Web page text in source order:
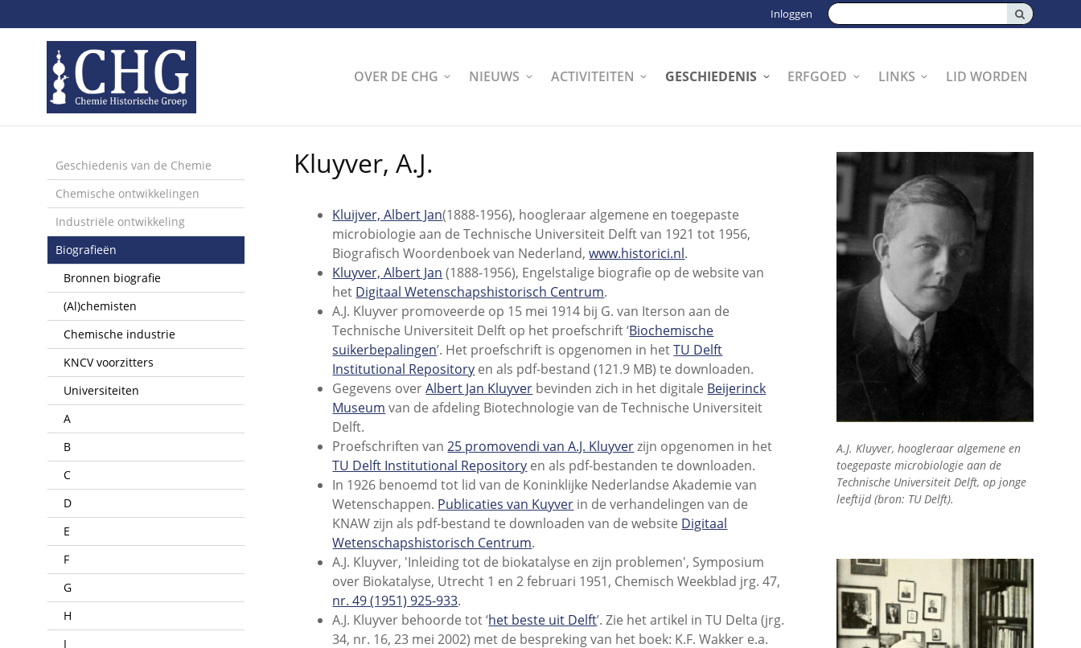
links
Spring
naar
de
inhoud
naar
het
menu
Zoeken:
Inloggen
OVER DE CHG NIEUWS ACTIVITEITEN GESCHIEDENIS ERFGOED LINKS LID WORDEN
Kluyver, A.J.
Kluijver, Albert Jan(1888-1956), hoogleraar algemene en toegepaste
microbiologie aan de Technische Universiteit Delft van 1921 tot 1956,
Biografisch Woordenboek van Nederland,www.historici.nl.
Kluyver, Albert Jan (1888-1956), Engelstalige biografie op de website van
het Digitaal Wetenschapshistorisch Centrum.
A.J. Kluyver promoveerde op 15 mei 1914 bij G. van Iterson aan de
Technische Universiteit Delft op het proefschrift ‘Biochemische
suikerbepalingen’. Het proefschrift is opgenomen in hetTU Delft
Institutional Repository en als pdf-bestand (121.9 MB) te downloaden.
Gegevens overAlbert Jan Kluyver bevinden zich in het digitale Beijerinck
Museum van de afdeling Biotechnologie van de Technische Universiteit
Delft.
Proefschriften van25 promovendi van A.J. Kluyverzijn opgenomen in het
TU Delft Institutional Repository en als pdf-bestanden te downloaden.
In 1926 benoemd tot lid van de Koninklijke Nederlandse Akademie van
Wetenschappen. Publicaties van Kuyver in de verhandelingen van de
KNAW zijn als pdf-bestand te downloaden van de website Digitaal
Wetenschapshistorisch Centrum.
A.J. Kluyver, 'Inleiding tot de biokatalyse en zijn problemen', Symposium
over Biokatalyse, Utrecht 1 en 2 februari 1951, Chemisch Weekblad jrg. 47,
nr. 49 (1951) 925-933.
A.J. Kluyver behoorde tot ‘het beste uit Delft’. Zie het artikel in TU Delta (jrg.
34, nr. 16, 23 mei 2002) met de bespreking van het boek: K.F. Wakker e.a.
Geschiedenis van de Chemie
Chemische ontwikkelingen
Industriële ontwikkeling
Biografieën
Bronnen biografie
(Al)chemisten
Chemische industrie
KNCV voorzitters
Universiteiten
A
B
C
D
E
F
G
H
I
A.J. Kluyver, hoogleraar algemene en
toegepaste microbiologie aan de
Technische Universiteit Delft, op jonge
leeftijd (bron: TU Delft).